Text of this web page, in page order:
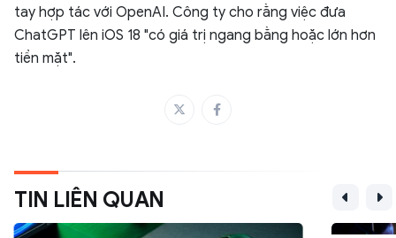
tay hợp tác với OpenAI. Công ty cho rằng việc đưa
ChatGPT lên iOS 18 "có giá trị ngang bằng hoặc lớn hơn
tiền mặt".
TIN LIÊN QUAN